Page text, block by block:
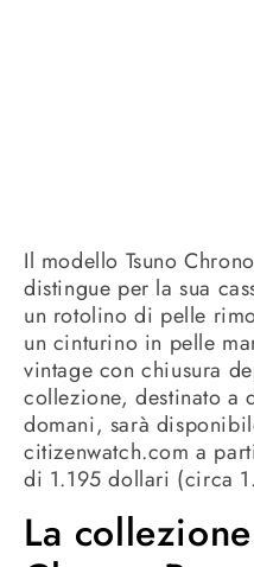
Il modello Tsuno
distingue per la sua
un rotolino di pelle
un cinturino in pelle
vintage con chiusura
collezione, destinato a
domani, sarà
citizenwatch.com a
di 1.195 dollari (circa
La